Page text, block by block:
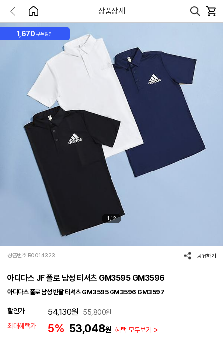
상품상세
1,670 쿠폰할인
1 /2
상품번호 B0014323 공유하기
아디다스 JF 폴로 남성 티셔츠 GM3595 GM3596
아디다스 폴로 남성 반팔 티셔츠 GM3595 GM3596 GM3597
할인가 54,130원 55,800원
최대혜택가
5% 53,048원 혜택 모두보기